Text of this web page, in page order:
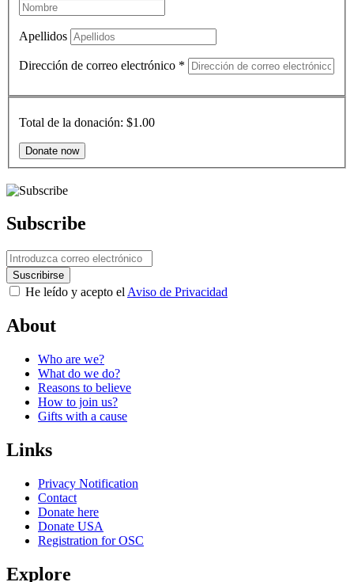
Apellidos
Dirección de correo electrónico *
Total de la donación: $1.00
Subscribe
He leído y acepto el Aviso de Privacidad
About
Who are we?
What do we do?
Reasons to believe
How to join us?
Gifts with a cause
Links
Privacy Notification
Contact
Donate here
Donate USA
Registration for OSC
Explore